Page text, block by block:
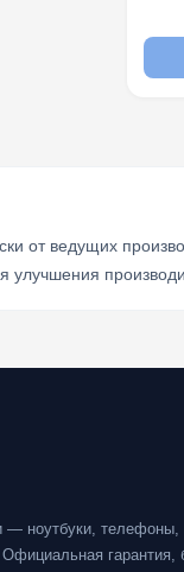
от ведущих
— ноутбуки,
гарантия,